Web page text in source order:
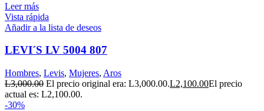
Leer más
Vista rápida
Añadir a la lista de deseos
LEVI´S LV 5004 807
Hombres, Levis, Mujeres, Aros
L3,000.00 El precio original era: L3,000.00.L2,100.00El precio
actual es: L2,100.00.
-30%